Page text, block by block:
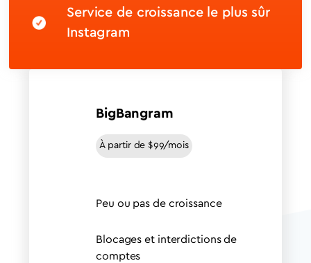
Service de croissance le plus sûr
Instagram
BigBangram
À partir de $99/mois
Peu ou pas de croissance
Blocages et interdictions de
comptes